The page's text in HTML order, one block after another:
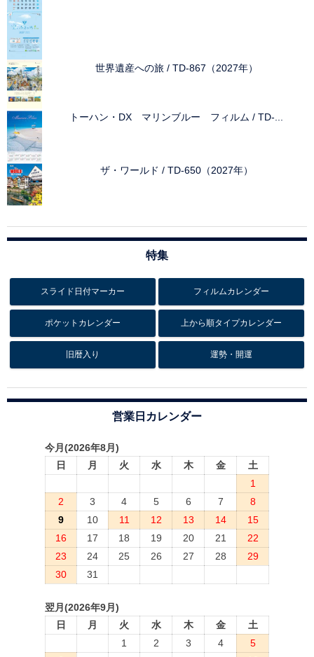
世界遺産への旅 / TD-867（2027年）
トーハン・DX マリンブルー フィルム / TD-...
ザ・ワールド / TD-650（2027年）
特集
スライド日付マーカー フィルムカレンダー
ポケットカレンダー 上から順タイプカレンダー
旧暦入り 運勢・開運
営業日カレンダー
今月(2026年8月)
日
月 火 水 木 金
土
1
2
3 4 5 6 7
8
9
10 11 12 13 14
15
16
17 18 19 20 21
22
23
24 25 26 27 28
29
30
31
翌月(2026年9月)
日
月 火 水 木 金
土
1
2 3 4
5